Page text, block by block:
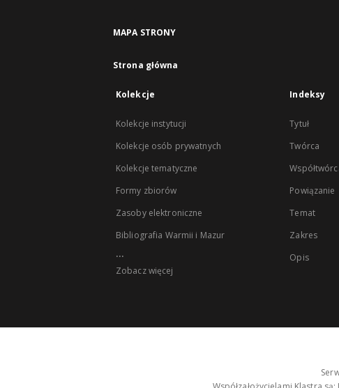
MAPA STRONY
Strona główna
Kolekcje
Kolekcje instytucji
Kolekcje osób prywatnych
Kolekcje tematyczne
Formy zbiorów
Zasoby elektroniczne
Bibliografia Warmii i Mazur
...
Zobacz więcej
Indeksy
Tytuł
Twórca
Powiązanie
Temat
Zakres
Opis